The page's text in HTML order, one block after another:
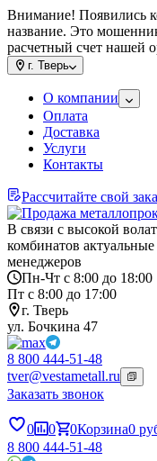
Внимание! Появились
название. Это
расчетный счет нашей
г. Тверь
О компании
Оплата
Доставка
Услуги
Контакты
Рассчитайте свой
В связи с высокой
комбинатов
менеджеров
Пн-Чт с 8:00 до 18:00
Пт с 8:00 до 17:00
г. Тверь
ул. Бочкина 47
8 800 444-51-48
tver@vestametall.ru
Заказать звонок
0 0 0Корзина0
8 800 444-51-48